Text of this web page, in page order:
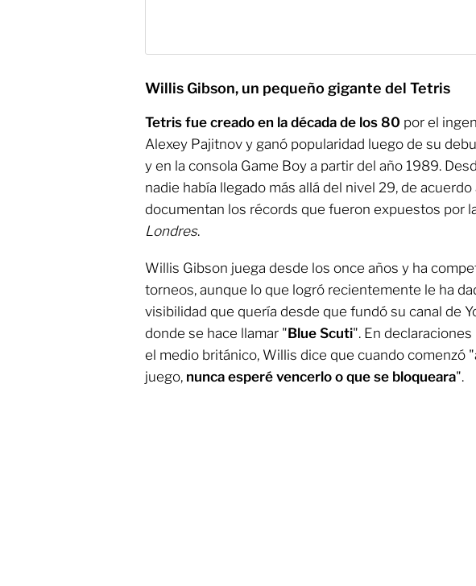
Willis Gibson, un pequeño gigante del Tetris
Tetris fue creado en la década de los 80 por el
Alexey Pajitnov y ganó popularidad luego de su
y en la consola Game Boy a partir del año 1989.
nadie había llegado más allá del nivel 29, de acuerdo
documentan los récords que fueron expuestos por
Londres.
Willis Gibson juega desde los once años y ha
torneos, aunque lo que logró recientemente le ha
visibilidad que quería desde que fundó su canal de
donde se hace llamar "Blue Scuti". En
el medio británico, Willis dice que cuando comenzó
juego, nunca esperé vencerlo o que se bloqueara".